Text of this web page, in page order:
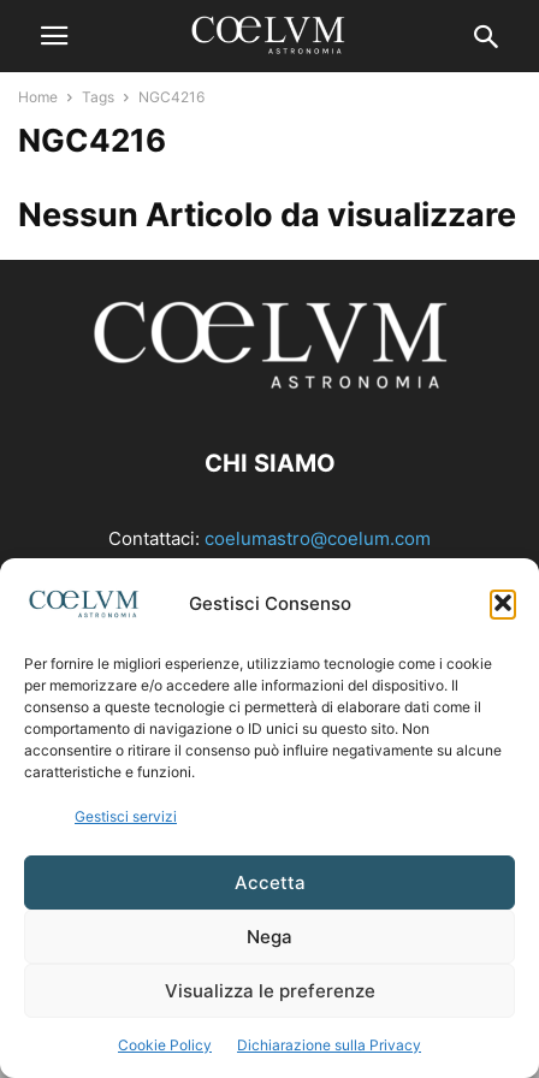
Gestisci Consenso
Per fornire le migliori esperienze, utilizziamo tecnologie come i cookie
per memorizzare e/o accedere alle informazioni del dispositivo. Il
consenso a queste tecnologie ci permetterà di elaborare dati come il
comportamento di navigazione o ID unici su questo sito. Non
acconsentire o ritirare il consenso può influire negativamente su alcune
caratteristiche e funzioni.
Gestisci servizi
Accetta
Nega
Visualizza le preferenze
Cookie Policy Dichiarazione sulla Privacy
Home Tags NGC4216
NGC4216
Nessun Articolo da visualizzare
CHI SIAMO
Contattaci: coelumastro@coelum.com
SEGUICI